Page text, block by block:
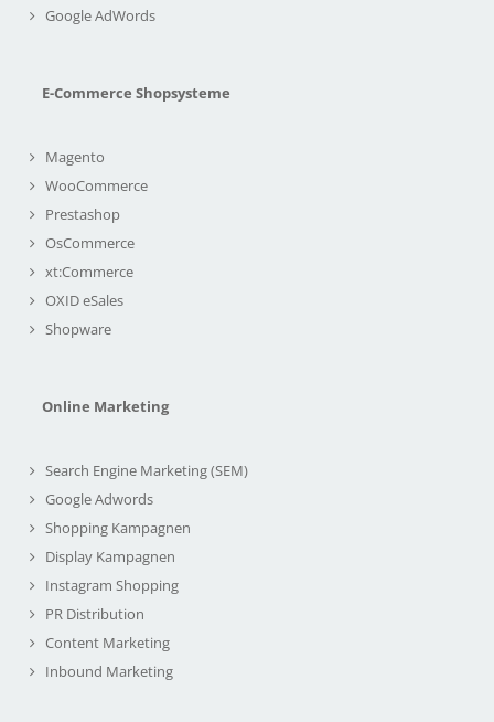
Google AdWords
E-Commerce Shopsysteme
Magento
WooCommerce
Prestashop
OsCommerce
xt:Commerce
OXID eSales
Shopware
Online Marketing
Search Engine Marketing (SEM)
Google Adwords
Shopping Kampagnen
Display Kampagnen
Instagram Shopping
PR Distribution
Content Marketing
Inbound Marketing